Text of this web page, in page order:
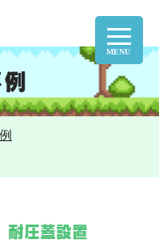
MENU
圧蓋設置